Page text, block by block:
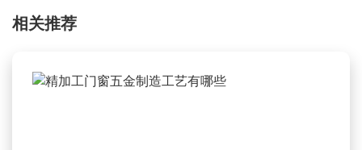
相关推荐